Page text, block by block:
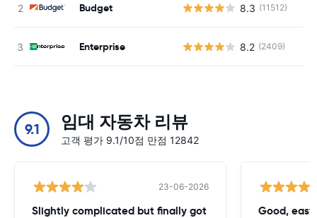
Budget 8.3 (11512)
Enterprise 8.2 (2409)
9.1 임대 자동차 리뷰
고객 평가 9.1/10점 만점 12842
23-06-2026
Slightly complicated but finally got Good,